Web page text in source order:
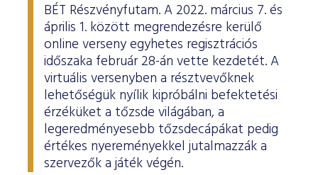
BÉT Részvényfutam. A 2022. március 7. és
április 1. között megrendezésre kerülő
online verseny egyhetes regisztrációs
időszaka február 28-án vette kezdetét. A
virtuális versenyben a résztvevőknek
lehetőségük nyílik kipróbálni befektetési
érzéküket a tőzsde világában, a
legeredményesebb tőzsdecápákat pedig
értékes nyereményekkel jutalmazzák a
szervezők a játék végén.